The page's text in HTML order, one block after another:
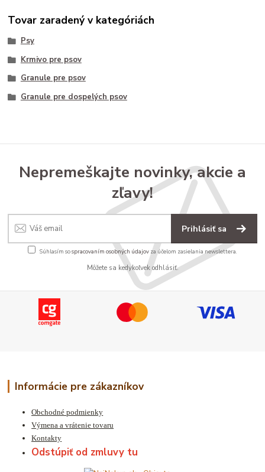
Tovar zaradený v kategóriách
Psy
Krmivo pre psov
Granule pre psov
Granule pre dospelých psov
Nepremeškajte novinky, akcie a
zľavy!
Prihlásiť sa
Súhlasím sospracovaním osobných údajov za účelom zasielania newslettera.
Môžete sa kedykoľvek odhlásiť.
Informácie pre zákazníkov
Obchodné podmienky
Výmena a vrátenie tovaru
Kontakty
Odstúpiť od zmluvy tu